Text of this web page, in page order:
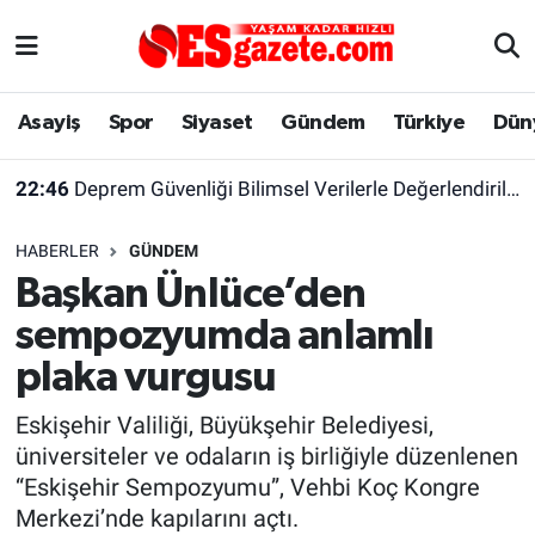
Asayiş Spor Siyaset Gündem Türkiye
22:46 Deprem Güvenliği Bilimsel Verilerle Değerlendirilmeli
HABERLER GÜNDEM
Başkan Ünlüce’den
sempozyumda anlamlı
plaka vurgusu
Eskişehir Valiliği, Büyükşehir Belediyesi,
üniversiteler ve odaların iş birliğiyle düzenlenen
“Eskişehir Sempozyumu”, Vehbi Koç Kongre
Merkezi’nde kapılarını açtı.
Asayiş
Gündem
Türkiye
Dünya
Sağlık
Alış-Veriş/İş dünyası
Yaşam
Eskişehirspor Arşivi
Eskişehir Arşivi
Röportaj
Ekonomi
Kültür Sanat
Eskişehir Nöbetçi Eczaneler
Süper Lig Puan Durumu ve Fikstür
Tüm Manşetler
Son Dakika Haberleri
Haber Arşivi